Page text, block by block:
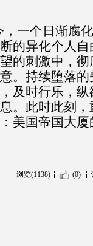
一个日渐腐
的异化个人
的刺激中，
。持续堕落
及时行乐，
。此时此刻
美国帝国大
浏览(1138) (0)